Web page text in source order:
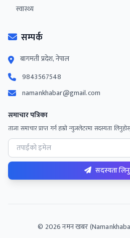
स्वास्थ्य
सम्पर्क
बागमती प्रदेश, नेपाल
9843567548
namankhabar@gmail.com
समाचार पत्रिका
ताजा समाचार प्राप्त गर्न हाम्रो न्युजलेटरमा सदस्यता
सदस्यता
© 2026नमन खबर